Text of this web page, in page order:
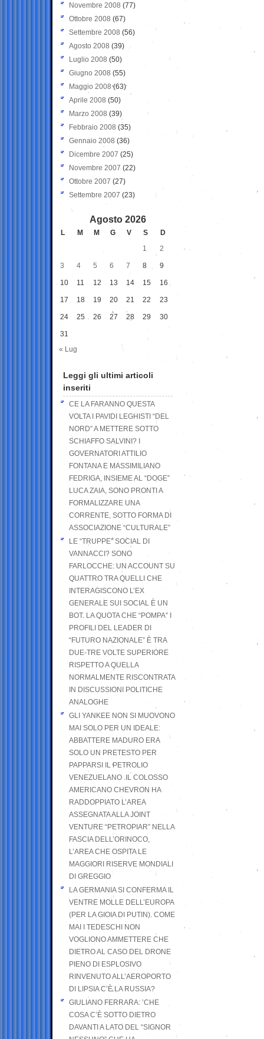
Novembre 2008 (77)
Ottobre 2008 (67)
Settembre 2008 (56)
Agosto 2008 (39)
Luglio 2008 (50)
Giugno 2008 (55)
Maggio 2008(63)
Aprile 2008 (50)
Marzo 2008 (39)
Febbraio 2008 (35)
Gennaio 2008 (36)
Dicembre 2007 (25)
Novembre 2007 (22)
Ottobre 2007 (27)
Settembre 2007 (23)
Agosto 2026
L M M G V S
D
1
2
3 4 5 6 7 8 9
10 11 12 13 14 15 16
17 18 19 20 21 22 23
24 25 26 27 28 29 30
31
« Lug
Leggi gli ultimi articoli
inseriti
CE LA FARANNO QUESTA
VOLTA I PAVIDI LEGHISTI “DEL
NORD” A METTERE SOTTO
SCHIAFFO SALVINI? I
GOVERNATORI ATTILIO
FONTANA E MASSIMILIANO
FEDRIGA, INSIEME AL “DOGE”
LUCA ZAIA, SONO PRONTI A
FORMALIZZARE UNA
CORRENTE, SOTTO FORMA DI
ASSOCIAZIONE “CULTURALE”
LE “TRUPPE” SOCIAL DI
VANNACCI? SONO
FARLOCCHE: UN ACCOUNT SU
QUATTRO TRA QUELLI CHE
INTERAGISCONO L’EX
GENERALE SUI SOCIAL È UN
BOT. LA QUOTA CHE “POMPA” I
PROFILI DEL LEADER DI
“FUTURO NAZIONALE” È TRA
DUE-TRE VOLTE SUPERIORE
RISPETTO A QUELLA
NORMALMENTE RISCONTRATA
IN DISCUSSIONI POLITICHE
ANALOGHE
GLI YANKEE NON SI MUOVONO
MAI SOLO PER UN IDEALE:
ABBATTERE MADURO ERA
SOLO UN PRETESTO PER
PAPPARSI IL PETROLIO
VENEZUELANO .IL COLOSSO
AMERICANO CHEVRON HA
RADDOPPIATO L’AREA
ASSEGNATA ALLA JOINT
VENTURE “PETROPIAR” NELLA
FASCIA DELL’ORINOCO,
L’AREA CHE OSPITA LE
MAGGIORI RISERVE MONDIALI
DI GREGGIO
LA GERMANIA SI CONFERMA IL
VENTRE MOLLE DELL’EUROPA
(PER LA GIOIA DI PUTIN). COME
MAI I TEDESCHI NON
VOGLIONO AMMETTERE CHE
DIETRO AL CASO DEL DRONE
PIENO DI ESPLOSIVO
RINVENUTO ALL’AEROPORTO
DI LIPSIA C’È LA RUSSIA?
GIULIANO FERRARA: ’CHE
COSA C’È SOTTO DIETRO
DAVANTI A LATO DEL “SIGNOR